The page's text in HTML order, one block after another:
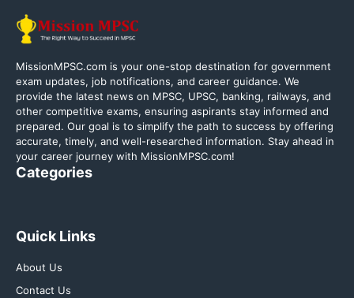
MissionMPSC.com is your one-stop destination for government
exam updates, job notifications, and career guidance. We
provide the latest news on MPSC, UPSC, banking, railways, and
other competitive exams, ensuring aspirants stay informed and
prepared. Our goal is to simplify the path to success by offering
accurate, timely, and well-researched information. Stay ahead in
your career journey with MissionMPSC.com!
Categories
Quick Links
About Us
Contact Us